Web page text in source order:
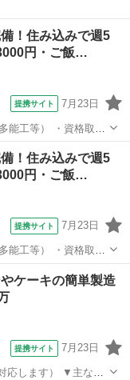
！住み込みで週5
円・ご飯…
提携サイト 7月23日
能工等） ・資格取得
！住み込みで週5
円・ご飯…
提携サイト 7月23日
能工等） ・資格取得
ケーキの簡単製造
提携サイト 7月23日
します） ▼主な作